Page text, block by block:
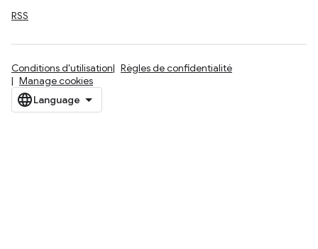
RSS
Conditions d'utilisation
Règles de confidentialité
Manage cookies